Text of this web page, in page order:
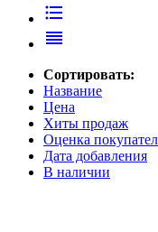
format_list_bulleted
reorder
Сортировать:
Название
Цена
Хиты продаж
Оценка
Дата добавления
В наличии